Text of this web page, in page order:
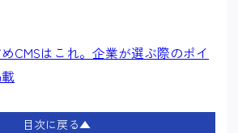
CMSはこれ。企業が選ぶ際のポイ
目次に戻る▲